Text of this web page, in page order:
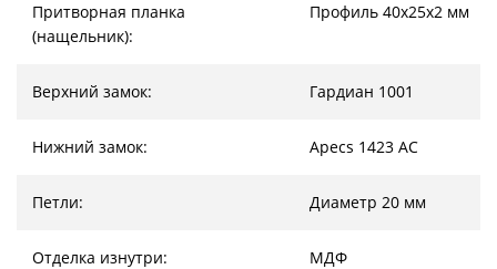
Притворная планка
(нащельник):
Профиль 40х25х2 мм
Верхний замок: Гардиан 1001
Нижний замок: Apecs 1423 AC
Петли: Диаметр 20 мм
Отделка изнутри: МДФ